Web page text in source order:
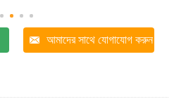
আমাদের সাথে যোগাযোগ করুন